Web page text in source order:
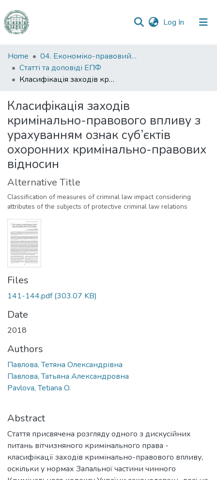
Log In (current)
Communities
&
Collections
Statistics
Home
04. Економіко-правовий факультет
Статті та доповіді ЕПФ
Класифікація заходів кримінально-правового впливу з урахуванням ознак суб’єктів охоронних кримінально-правових відносин
Класифікація заходів
кримінально-правового впливу з
урахуванням ознак суб’єктів
охоронних кримінально-правових
відносин
Alternative Title
Classification of measures of criminal law impact considering
attributes of the subjects of protective criminal law relations
Files
141-144.pdf(303.07 KB)
Date
2018
Authors
Павлова, Тетяна Олександрівна
Павлова, Татьяна Александровна
Pavlova, Tetiana O.
Abstract
Стаття присвячена розгляду одного з дискусійних
питань вітчизняного кримінального права -
класифікації заходів кримінально-правового впливу,
оскільки у нормах Запальної частини чинного